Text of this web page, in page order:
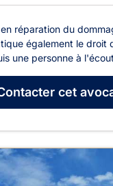
réparation du
également le
une personne à
cet